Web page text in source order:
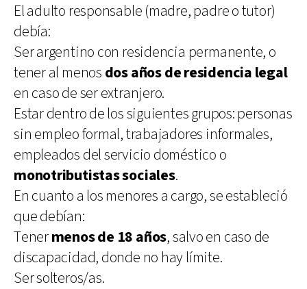
El adulto responsable (madre, padre o tutor)
debía:
Ser argentino con residencia permanente, o
tener al menos dos años de residencia legal
en caso de ser extranjero.
Estar dentro de los siguientes grupos: personas
sin empleo formal, trabajadores informales,
empleados del servicio doméstico o
monotributistas sociales.
En cuanto a los menores a cargo, se estableció
que debían:
Tenermenos de 18 años, salvo en caso de
discapacidad, donde no hay límite.
Ser solteros/as.